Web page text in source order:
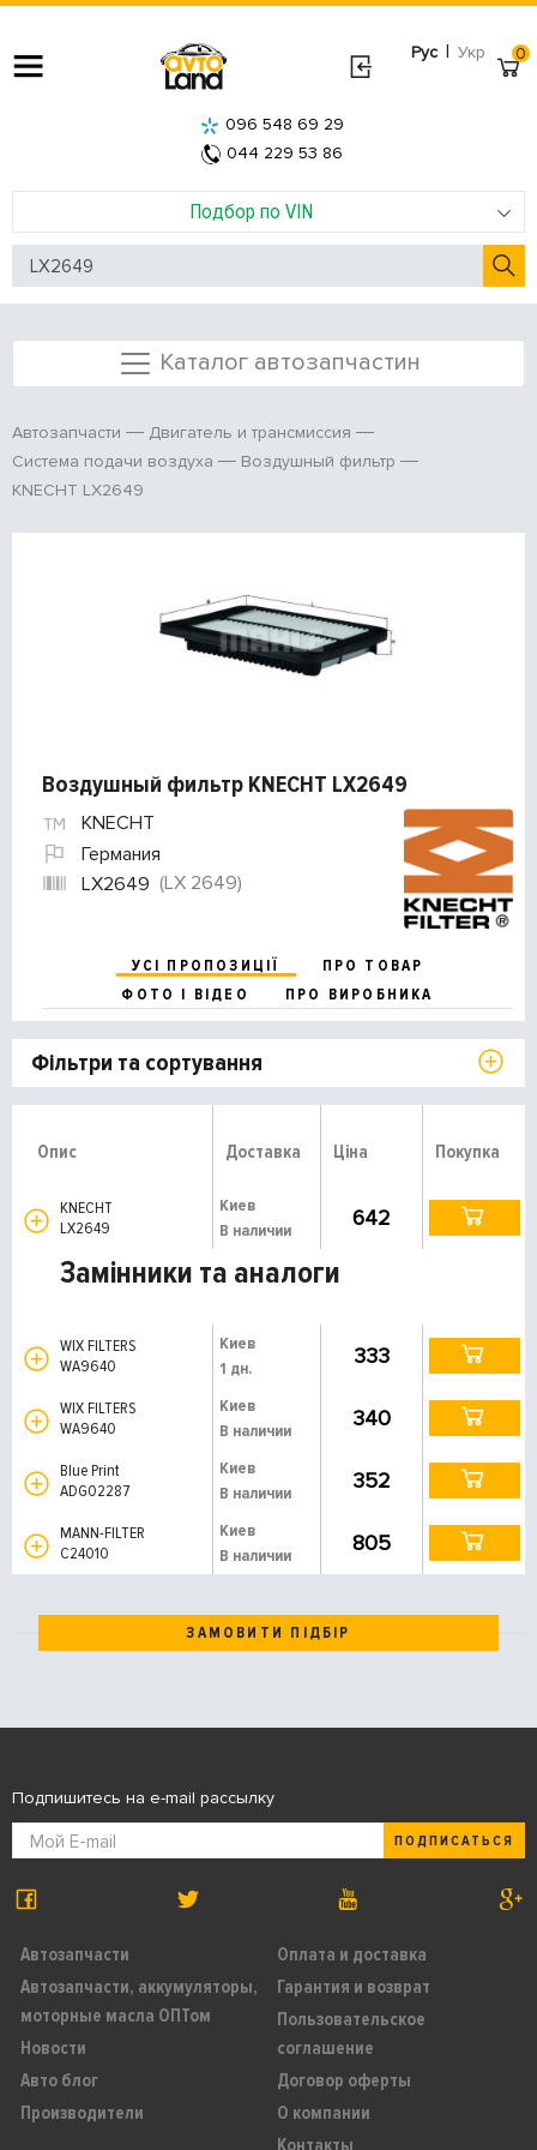
Рус | Укр
Подбор по VIN
096 548 69 29
044 229 53 86
0
Каталог автозапчастин
Автозапчасти
Двигатель и трансмиссия
Система подачи воздуха
Воздушный фильтр
KNECHT LX2649
Воздушный фильтр KNECHT LX2649
KNECHT
Германия
LX2649 (LX 2649)
УСІ ПРОПОЗИЦІЇ
ПРО ТОВАР
ФОТО І ВІДЕО
ПРО ВИРОБНИКА
Фільтри та сортування
Опис Доставка Ціна Покупка
KNECHT
LX2649
Киев
В наличии
642
Замінники та аналоги
WIX FILTERS
WA9640
Киев
1 дн.
333
WIX FILTERS
WA9640
Киев
В наличии
340
Blue Print
ADG02287
Киев
В наличии
352
MANN-FILTER
C24010
Киев
В наличии
805
ЗАМОВИТИ ПІДБІР
Автозапчасти
Автозапчасти, аккумуляторы,
моторные масла ОПТом
Новости
Авто блог
Производители
Оплата и доставка
Гарантия и возврат
Пользовательское
соглашение
Договор оферты
О компании
Подпишитесь на e-mail рассылку
ПОДПИСАТЬСЯ